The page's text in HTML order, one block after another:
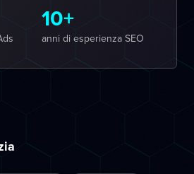
10+
anni di esperienza SEO